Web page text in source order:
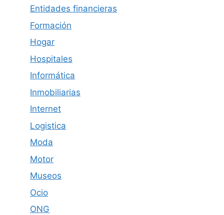
Entidades financieras
Formación
Hogar
Hospitales
Informática
Inmobiliarias
Internet
Logistica
Moda
Motor
Museos
Ocio
ONG